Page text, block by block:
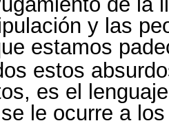
y las
estamos
estos
es el
le ocurre a